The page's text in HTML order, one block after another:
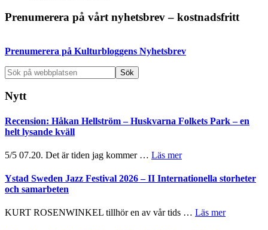
Primärt
Prenumerera på vårt nyhetsbrev – kostnadsfritt
Prenumerera på Kulturbloggens Nyhetsbrev
Sök
på
webbplatsen
Nytt
Recension: Håkan Hellström – Huskvarna Folkets Park – en
helt lysande kväll
5/5 07.20. Det är tiden jag kommer … Läs merom
Håkan
Huskvarna
Folkets
Ystad Sweden Jazz Festival 2026 – II Internationella storheter
och samarbeten
KURT ROSENWINKEL tillhör en av vår tids … Läs merom